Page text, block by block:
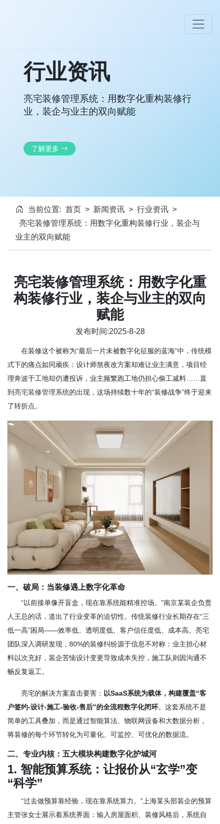
行业资讯
亮宅装修管理系统：用数字化重构装修行
业，装企与业主的双向赋能
了解更多
当前位置: 首页 > 新闻资讯 > 行业资讯 >
亮宅装修管理系统：用数字化重构装修行业，装企与
业主的双向赋能
亮宅装修管理系统：用数字化重
构装修行业，装企与业主的双向
赋能
发布时间:2025-8-28
在装修这个被称为“最后一片未被数字化征服的蓝海”中，传统模
式下的痛点如同顽疾：设计师熬夜改方案却难让业主满意，项目经
理奔波于工地却仍遭投诉，业主频繁跑工地仍担心偷工减料……直
到亮宅装修管理系统的出现，这场持续数十年的“装修战争”终于迎来
了转折点。
一、破局：当装修遇上数字化革命
“以前接单像开盲盒，现在靠系统能精准控场。”南京某装企负责
人王总的话，道出了行业变革的迫切性。传统装修行业长期存在“三
低一高”困局——效率低、透明度低、客户信任度低、成本高。亮宅
团队深入调研发现，80%的装修纠纷源于信息不对称：业主担心材
料以次充好，装企苦恼设计变更导致成本失控，施工队则因沟通不
畅反复返工。
亮宅的解决方案直击要害： 以SaaS系统为载体，构建覆盖“客
户签约-设计-施工-验收-售后”的全流程数字化闭环。这套系统不是
简单的工具叠加，而是通过智能算法、物联网设备和大数据分析，
将装修的每个环节转化为可量化、可监控、可优化的数据流。
二、专业内核：五大模块构建数字化护城河
1. 智能预算系统：让报价从“玄学”变
“科学”
“过去做预算靠经验，现在靠系统算力。”上海某头部装企的预算
主管张女士展示着系统界面：输入房屋面积、装修风格后，系统自